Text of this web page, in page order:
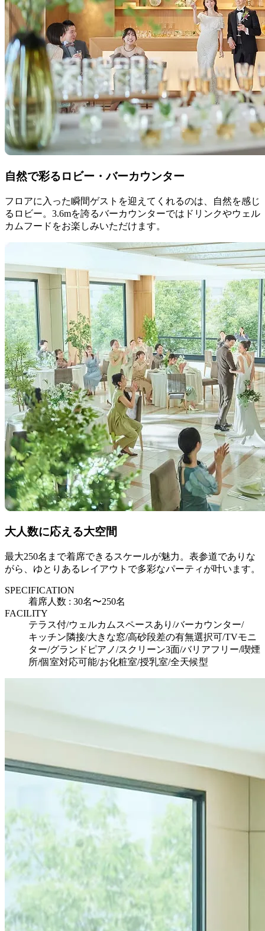
自然で彩るロビー・バーカウンター
フロアに入った瞬間ゲストを迎えてくれるのは、自然を感じ
るロビー。3.6mを誇るバーカウンターではドリンクやウェル
カムフードをお楽しみいただけます。
大人数に応える大空間
最大250名まで着席できるスケールが魅力。表参道でありな
がら、ゆとりあるレイアウトで多彩なパーティが叶います。
SPECIFICATION
着席人数 : 30名〜250名
FACILITY
テラス付/ウェルカムスペースあり/バーカウンター/
キッチン隣接/大きな窓/高砂段差の有無選択可/TVモニ
ター/グランドピアノ/スクリーン3面/バリアフリー/喫煙
所/個室対応可能/お化粧室/授乳室/全天候型